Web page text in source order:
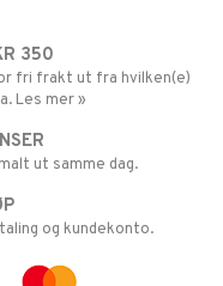
350
fri frakt ut fra hvilken(e)
Les mer »
ut samme dag.
og kundekonto.